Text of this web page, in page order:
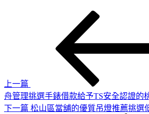
上一篇
舟管理挑選手錶借款給予TS安全認證的
下
下一篇 松山區當舖的優質吊燈推薦挑選